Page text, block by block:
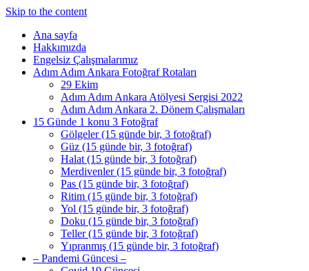
Skip to the content
Ana sayfa
Hakkımızda
Engelsiz Çalışmalarımız
Adım Adım Ankara Fotoğraf Rotaları
29 Ekim
Adım Adım Ankara Atölyesi Sergisi 2022
Adım Adım Ankara 2. Dönem Çalışmaları
15 Günde 1 konu 3 Fotoğraf
Gölgeler (15 günde bir, 3 fotoğraf)
Güz (15 günde bir, 3 fotoğraf)
Halat (15 günde bir, 3 fotoğraf)
Merdivenler (15 günde bir, 3 fotoğraf)
Pas (15 günde bir, 3 fotoğraf)
Ritim (15 günde bir, 3 fotoğraf)
Yol (15 günde bir, 3 fotoğraf)
Doku (15 günde bir, 3 fotoğraf)
Teller (15 günde bir, 3 fotoğraf)
Yıpranmış (15 günde bir, 3 fotoğraf)
– Pandemi Güncesi –